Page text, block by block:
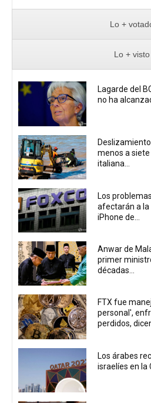
Lo +
Lo + visto
Lagarde del
no ha
menos a
italiana...
Los
afectarán a la
iPhone de...
Anwar de
primer
décadas...
FTX fue
personal',
perdidos,
Los árabes
israelíes en la